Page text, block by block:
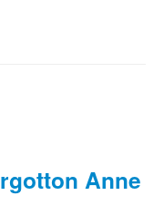
Anne